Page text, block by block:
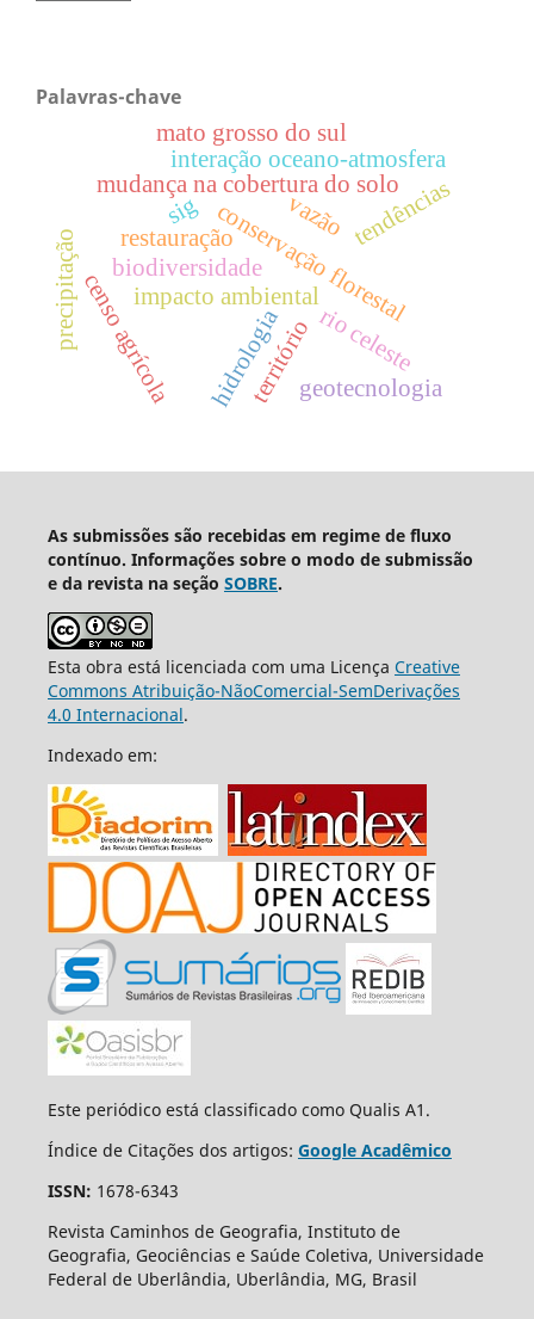
Palavras-chave
conservação florestal
impacto ambiental
censo agrícola
biodiversidade
mudança na cobertura do solo
rio celeste
tendências
precipitação
vazão
hidrologia
interação oceano-atmosfera
território
mato grosso do sul
restauração
geotecnologia
sig
As submissões são recebidas em regime de fluxo
contínuo. Informações sobre o modo de submissão
e da revista na seção SOBRE.
Esta obra está licenciada com uma Licença Creative
Commons Atribuição-NãoComercial-SemDerivações
4.0 Internacional.
Indexado em:
Este periódico está classificado como Qualis A1.
Índice de Citações dos artigos: Google Acadêmico
ISSN: 1678-6343
Revista Caminhos de Geografia, Instituto de
Geografia, Geociências e Saúde Coletiva, Universidade
Federal de Uberlândia, Uberlândia, MG, Brasil